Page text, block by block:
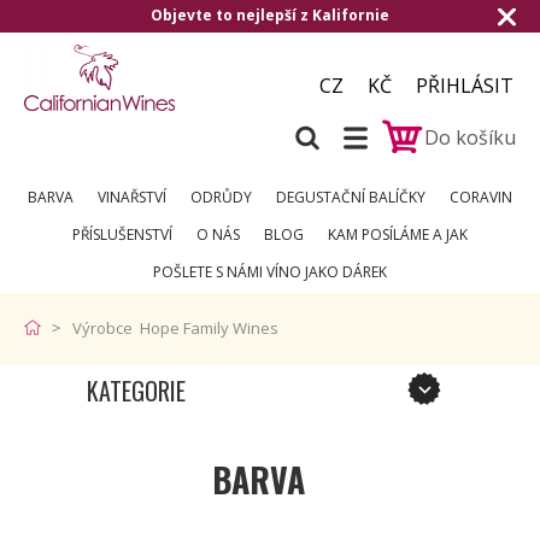
Objevte to nejlepší z Kalifornie
CZ KČ
PŘIHLÁSIT
Do košíku
BARVA VINAŘSTVÍ ODRŮDY DEGUSTAČNÍ BALÍČKY
CORAVIN
PŘÍSLUŠENSTVÍ
O NÁS BLOG
KAM POSÍLÁME A JAK
POŠLETE S NÁMI VÍNO JAKO DÁREK
Výrobce Hope Family Wines
KATEGORIE
BARVA